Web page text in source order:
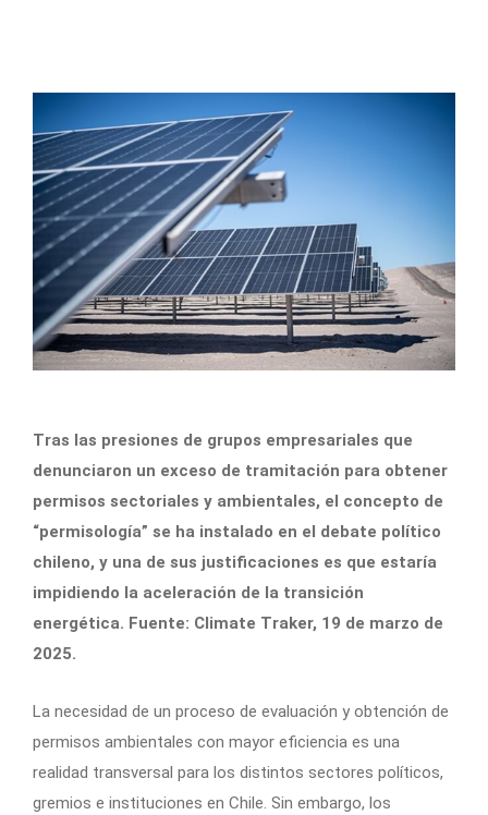
Tras las presiones de grupos empresariales que
denunciaron un exceso de tramitación para obtener
permisos sectoriales y ambientales, el concepto de
“permisología” se ha instalado en el debate político
chileno, y una de sus justificaciones es que estaría
impidiendo la aceleración de la transición
energética. Fuente: Climate Traker, 19 de marzo de
2025.
La necesidad de un proceso de evaluación y obtención de
permisos ambientales con mayor eficiencia es una
realidad transversal para los distintos sectores políticos,
gremios e instituciones en Chile. Sin embargo, los